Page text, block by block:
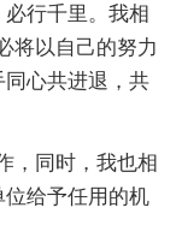
行千里。我相
将以自己的努力
心共进退，共
，同时，我也相
给予任用的机